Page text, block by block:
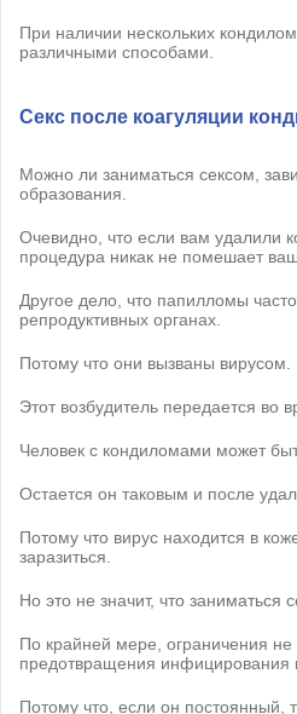
При наличии нескольких
различными способами.
Секс после коагуляции
Можно ли заниматься сексом,
образования.
Очевидно, что если вам удалили
процедура никак не помешает
Другое дело, что папилломы
репродуктивных органах.
Потому что они вызваны вирусом.
Этот возбудитель передается во
Человек с кондиломами может
Остается он таковым и после
Потому что вирус находится в
заразиться.
Но это не значит, что заниматься
По крайней мере, ограничения не
предотвращения инфицирования
Потому что, если он постоянный,